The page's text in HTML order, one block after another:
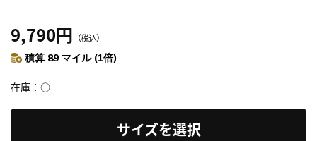
9,790円 （税込）
積算 89 マイル (1倍)
在庫 ○
サイズを選択